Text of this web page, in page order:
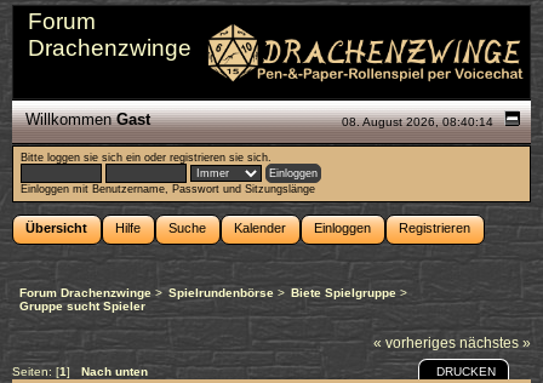
Forum
Drachenzwinge
08. August 2026, 08:40:14
WillkommenGast
Bitte loggen sie sich ein oderregistrieren sie sich.
Einloggen mit Benutzername, Passwort und Sitzungslänge
Übersicht Hilfe Suche Kalender Einloggen Registrieren
Forum Drachenzwinge > Spielrundenbörse> Biete Spielgruppe>
Gruppe sucht Spieler
« vorheriges nächstes »
Seiten: [1] Nach unten DRUCKEN